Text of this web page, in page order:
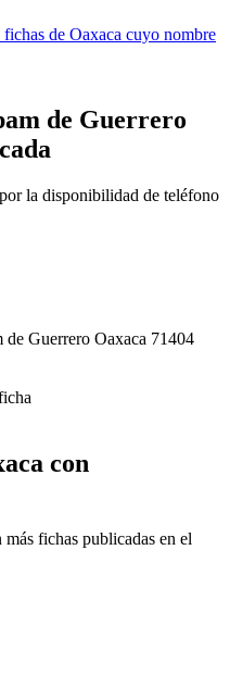
fichas de Oaxaca cuyo nombre
de Guerrero
la disponibilidad de teléfono
Guerrero Oaxaca 71404
con
fichas publicadas en el